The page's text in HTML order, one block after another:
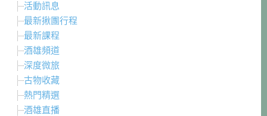
活動訊息
最新揪團行程
最新課程
酒雄頻道
深度微旅
古物收藏
熱門精選
酒雄直播